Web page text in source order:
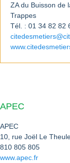
ZA du Buisson de
Trappes
Tél. : 01 34 82 82
APEC
APEC
10, rue Joël Le
810 805 805
www.apec.fr